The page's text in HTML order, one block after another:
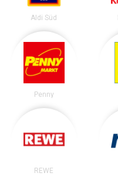
Aldi Süd
Penny
REWE